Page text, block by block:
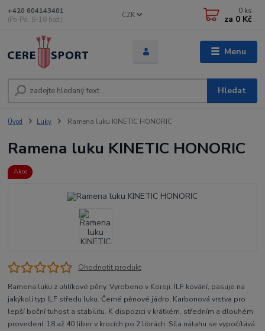
Menu
CZK
Hledat
+420 604143401
(Po-Pá, 8-18 hod.)
0 ks
za 0 Kč
Úvod Luky Ramena luku KINETIC HONORIC
Ramena luku KINETIC HONORIC
Akce
Ohodnotit produkt
Ramena luku z uhlíkové pěny. Vyrobeno v Koreji. ILF kování, pasuje na
jakýkoli typ ILF středu luku. Černé pěnové jádro. Karbonová vrstva pro
lepší boční tuhost a stabilitu. K dispozici v krátkém, středním a dlouhém
provedení. 18 až 40 liber v krocích po 2 librách. Síla nátahu se vypočítává